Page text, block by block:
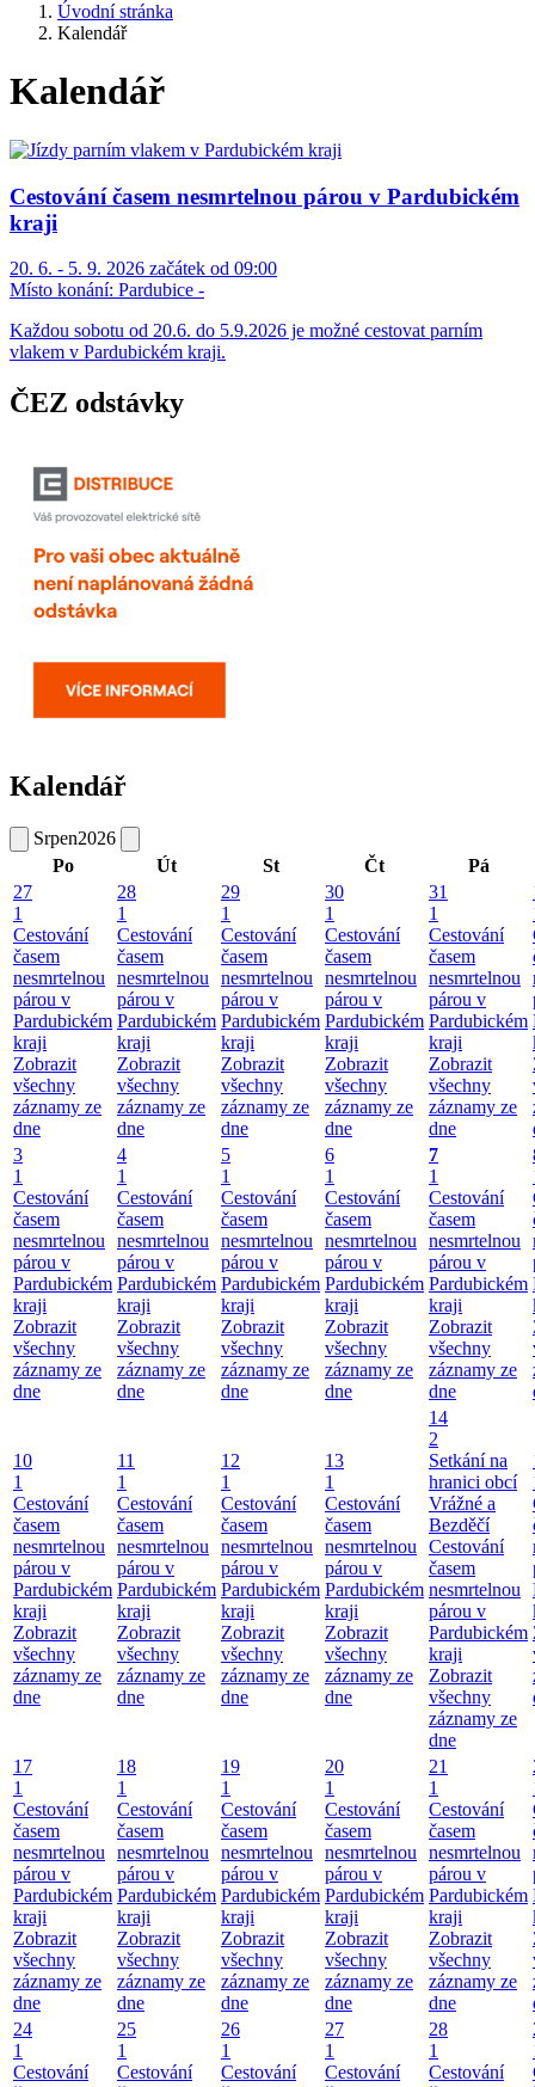
Úvodní stránka
Kalendář
Kalendář
Cestování časem nesmrtelnou párou v Pardubickém
kraji
20. 6. - 5. 9. 2026 začátek od 09:00
Místo konání: Pardubice -
Každou sobotu od 20.6. do 5.9.2026 je možné cestovat parním
vlakem v Pardubickém kraji.
ČEZ odstávky
Kalendář
Srpen2026
Po
Út St Čt
Pá
27
1
Cestování
časem
nesmrtelnou
párou v
Pardubickém
kraji
Zobrazit
všechny
záznamy ze
dne
28
1
Cestování
časem
nesmrtelnou
párou v
Pardubickém
kraji
Zobrazit
všechny
záznamy ze
dne
29
1
Cestování
časem
nesmrtelnou
párou v
Pardubickém
kraji
Zobrazit
všechny
záznamy ze
dne
30
1
Cestování
časem
nesmrtelnou
párou v
Pardubickém
kraji
Zobrazit
všechny
záznamy ze
dne
31
1
Cestování
časem
nesmrtelnou
párou v
Pardubickém
kraji
Zobrazit
všechny
záznamy ze
dne
3
1
Cestování
časem
nesmrtelnou
párou v
Pardubickém
kraji
Zobrazit
všechny
záznamy ze
dne
4
1
Cestování
časem
nesmrtelnou
párou v
Pardubickém
kraji
Zobrazit
všechny
záznamy ze
dne
5
1
Cestování
časem
nesmrtelnou
párou v
Pardubickém
kraji
Zobrazit
všechny
záznamy ze
dne
6
1
Cestování
časem
nesmrtelnou
párou v
Pardubickém
kraji
Zobrazit
všechny
záznamy ze
dne
7
1
Cestování
časem
nesmrtelnou
párou v
Pardubickém
kraji
Zobrazit
všechny
záznamy ze
dne
10
1
Cestování
časem
nesmrtelnou
párou v
Pardubickém
kraji
Zobrazit
všechny
záznamy ze
dne
11
1
Cestování
časem
nesmrtelnou
párou v
Pardubickém
kraji
Zobrazit
všechny
záznamy ze
dne
12
1
Cestování
časem
nesmrtelnou
párou v
Pardubickém
kraji
Zobrazit
všechny
záznamy ze
dne
13
1
Cestování
časem
nesmrtelnou
párou v
Pardubickém
kraji
Zobrazit
všechny
záznamy ze
dne
14
2
Setkání na
hranici obcí
Vrážné a
Bezděčí
Cestování
časem
nesmrtelnou
párou v
Pardubickém
kraji
Zobrazit
všechny
záznamy ze
dne
17
1
Cestování
časem
nesmrtelnou
párou v
Pardubickém
kraji
Zobrazit
všechny
záznamy ze
dne
18
1
Cestování
časem
nesmrtelnou
párou v
Pardubickém
kraji
Zobrazit
všechny
záznamy ze
dne
19
1
Cestování
časem
nesmrtelnou
párou v
Pardubickém
kraji
Zobrazit
všechny
záznamy ze
dne
20
1
Cestování
časem
nesmrtelnou
párou v
Pardubickém
kraji
Zobrazit
všechny
záznamy ze
dne
21
1
Cestování
časem
nesmrtelnou
párou v
Pardubickém
kraji
Zobrazit
všechny
záznamy ze
dne
24
1
Cestování
25
1
Cestování
26
1
Cestování
27
1
Cestování
28
1
Cestování